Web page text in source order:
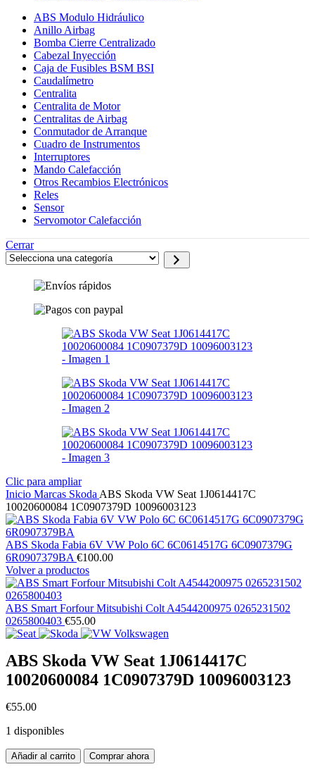
ABS Modulo Hidráulico
Anillo Airbag
Bomba Cierre Centralizado
Cabezal Inyección
Caja de Fusibles BSM BSI
Caudalímetro
Centralita
Centralita de Motor
Centralitas de Airbag
Conmutador de Arranque
Cuadro de Instrumentos
Interruptores
Mando Calefacción
Otros Recambios Electrónicos
Reles
Sensor
Servomotor Calefacción
Cerrar
Selecciona
categoría
Clic para ampliar
Inicio Marcas Skoda ABS Skoda VW Seat 1J0614417C
10020600084 1C0907379D 10096003123
ABS Skoda Fabia 6V VW Polo 6C 6C0614517G 6C0907379G
6R0907379BA €100.00
Volver a productos
ABS Smart Forfour Mitsubishi Colt A4544200975 0265231502
0265800403 €55.00
ABS Skoda VW Seat 1J0614417C
10020600084 1C0907379D 10096003123
€55.00
1 disponibles
ABS
Skoda
Añadir al carrito Comprar ahora